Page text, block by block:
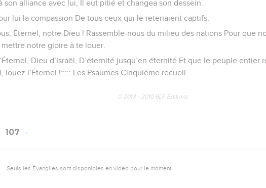
son alliance avec lui, Il eut pitié et changea son dessein.
lui la compassion De tous ceux qui le retenaient captifs.
Éternel, notre Dieu ! Rassemble-nous du milieu des nations Pour que
notre gloire à te louer.
Dieu d’Israël, D’éternité jusqu’en éternité Et que le peuple entier
louez l’Éternel !::::: Les Psaumes Cinquième recueil
© 2013 - 2010 BLF Editions
107
Seuls les Évangiles sont disponibles en vidéo pour le moment.